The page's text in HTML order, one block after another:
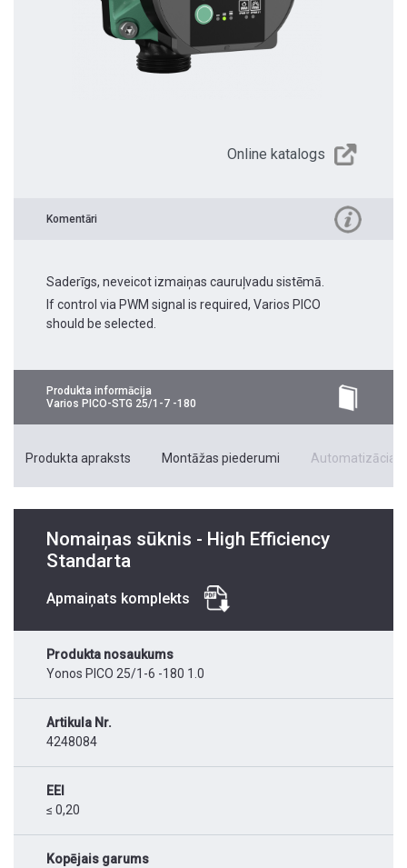
Online katalogs
Komentāri
Saderīgs, neveicot izmaiņas cauruļvadu sistēmā.
If control via PWM signal is required, Varios PICO
should be selected.
Produkta informācija
Varios PICO-STG 25/1-7 -180
Produkta apraksts Montāžas piederumi Automatizācias
Nomaiņas sūknis - High Efficiency
Standarta
Apmaiņats komplekts
Produkta nosaukums
Yonos PICO 25/1-6 -180 1.0
Artikula Nr.
4248084
EEI
≤ 0,20
Kopējais garums